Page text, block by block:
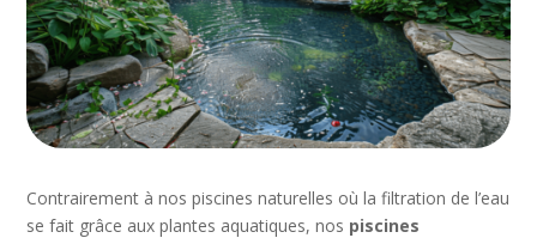
Contrairement à nos piscines naturelles où la filtration de l’eau
se fait grâce aux plantes aquatiques, nos piscines